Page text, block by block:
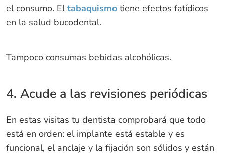
el consumo. Eltabaquismotiene efectos fatídicos
en la salud bucodental.
Tampoco consumas bebidas alcohólicas.
4. Acude a las revisiones periódicas
En estas visitas tu dentista comprobará que todo
está en orden: el implante está estable y es
funcional, el anclaje y la fijación son sólidos y están